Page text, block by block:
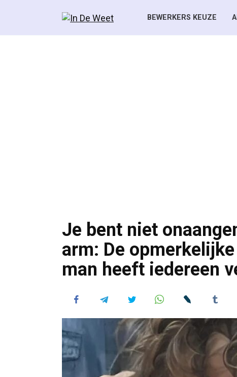
BEWERKERS KEUZE
Je bent niet
arm: De
man heeft iedereen